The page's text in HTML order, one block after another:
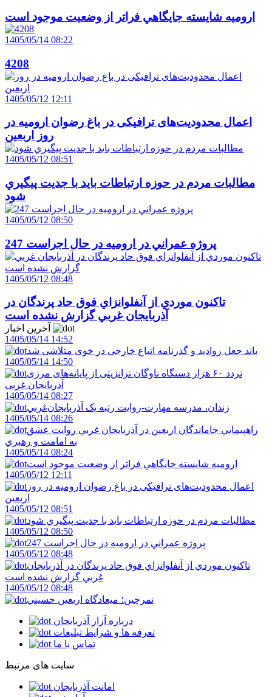
اروميه شايسته جايگاهي فراتر از وضعيت موجود است
1405/05/14 08:22
4208
1405/05/12 12:11
اعمال محدودیت‌های ترافیکی در باغ رضوان ارومیه در
روز اربعین
1405/05/12 08:51
مطالبات مردم در حوزه ارتباطات بايد با جديت پيگيري
شود
1405/05/12 08:50
247 پروژه عمراني در اروميه در حال اجراست
1405/05/12 08:48
تاکنون موردي از آنفلوانزاي فوق حاد پرندگان در
آذربايجان غربي گزارش نشده است
1405/05/14 14:52
باند جعل روادید و گذرنامه اتباع خارجی در خوی متلاشی شد
1405/05/14 14:50
تردد ۶۰ هزار دستگاه ناوگان ترانزیتی از پایانه‌های مرزی
آذربایجان ‌غربی
1405/05/14 08:27
زندان، مدرسه مهارت-روايت رتبه يک آذربايجان‌غربي
1405/05/14 08:26
راهپيمايي جاماندگان اربعين در آذربايجان غربي روايت عشق
به امامت و رهبري
1405/05/14 08:24
اروميه شايسته جايگاهي فراتر از وضعيت موجود است
1405/05/12 12:11
اعمال محدودیت‌های ترافیکی در باغ رضوان ارومیه در روز
اربعین
1405/05/12 08:51
مطالبات مردم در حوزه ارتباطات بايد با جديت پيگيري شود
1405/05/12 08:50
247 پروژه عمراني در اروميه در حال اجراست
1405/05/12 08:48
تاکنون موردي از آنفلوانزاي فوق حاد پرندگان در آذربايجان
غربي گزارش نشده است
1405/05/12 08:48
تمرچين؛ ميعادگاه اربعين حسيني
درباره آراز آذربایجان
تعرفه ها و شرایط تبلیغات
تماس با ما
سایت های مرتبط
امانت آذربایجان